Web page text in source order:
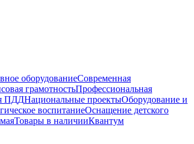
оборудованиеСовременная
грамотностьПрофессиональная
ПДДНациональные проектыОборудование и
воспитаниеОснащение детского
Товары в наличииКвантум